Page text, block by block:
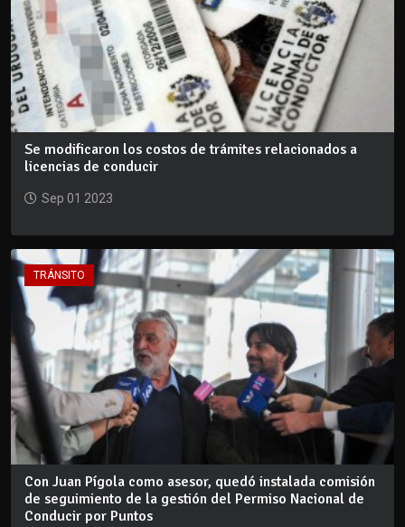
Se modificaron los costos de trámites relacionados a
licencias de conducir
Sep 01 2023
TRÁNSITO
Con Juan Pígola como asesor, quedó instalada comisión
de seguimiento de la gestión del Permiso Nacional de
Conducir por Puntos